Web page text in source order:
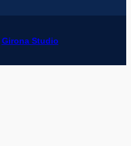
Girona Studio